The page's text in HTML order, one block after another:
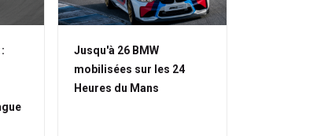
Jusqu'à 26 BMW
mobilisées sur les 24
Heures du Mans